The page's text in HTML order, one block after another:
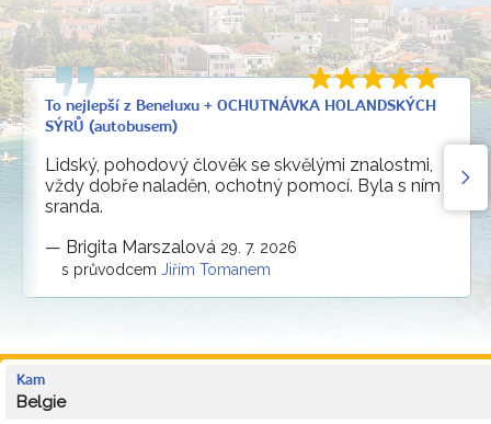
To nejlepší z Beneluxu + OCHUTNÁVKA HOLANDSKÝCH
SÝRŮ (autobusem)
Lidský, pohodový člověk se skvělými znalostmi,
vždy dobře naladěn, ochotný pomocí. Byla s ním
sranda.
— Brigita Marszalová 29. 7. 2026
s průvodcem Jiřím Tomanem
Kam
Belgie